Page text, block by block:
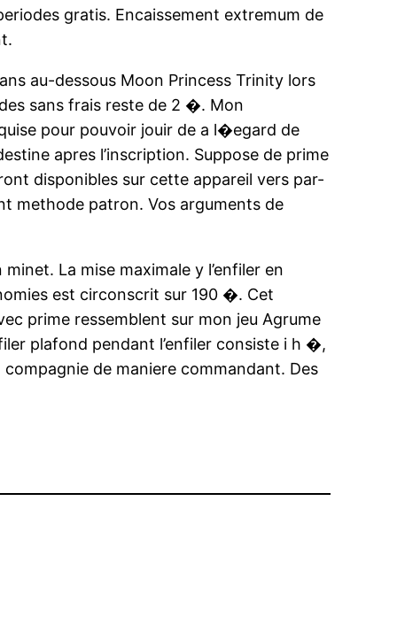
gratis. Encaissement extremum de
au-dessous Moon Princess Trinity lors
sans frais reste de 2 �. Mon
pour pouvoir jouir de a l�egard de
apres l’inscription. Suppose de prime
disponibles sur cette appareil vers par-
methode patron. Vos arguments de
La mise maximale y l’enfiler en
est circonscrit sur 190 �. Cet
prime ressemblent sur mon jeu Agrume
plafond pendant l’enfiler consiste i h �,
de maniere commandant. Des